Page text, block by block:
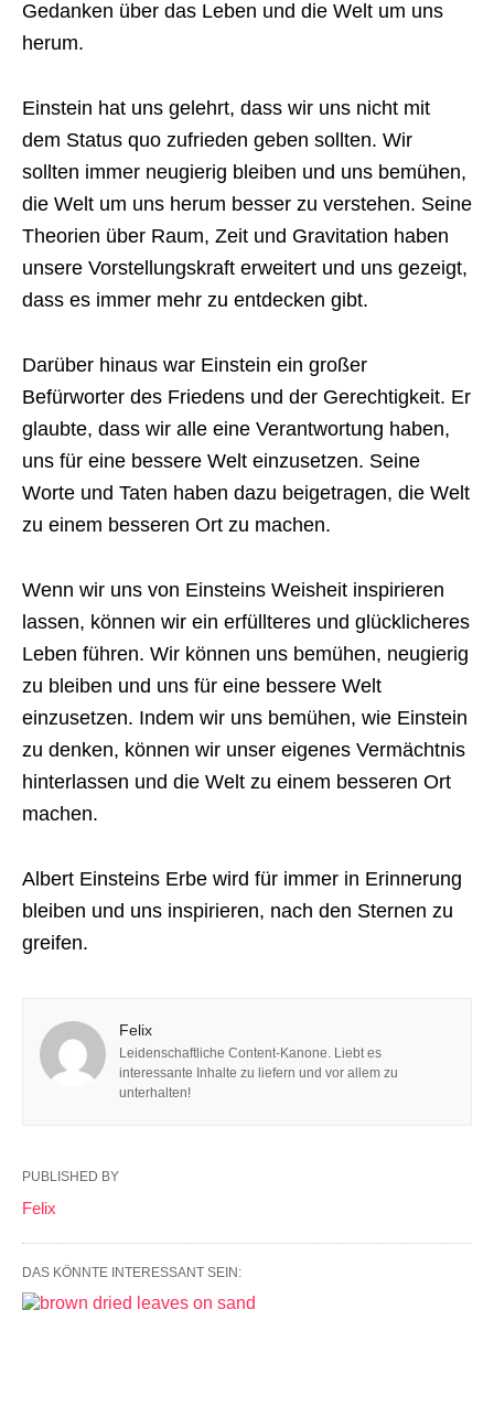
Gedanken über das Leben und die Welt um uns
herum.
Einstein hat uns gelehrt, dass wir uns nicht mit
dem Status quo zufrieden geben sollten. Wir
sollten immer neugierig bleiben und uns bemühen,
die Welt um uns herum besser zu verstehen. Seine
Theorien über Raum, Zeit und Gravitation haben
unsere Vorstellungskraft erweitert und uns gezeigt,
dass es immer mehr zu entdecken gibt.
Darüber hinaus war Einstein ein großer
Befürworter des Friedens und der Gerechtigkeit. Er
glaubte, dass wir alle eine Verantwortung haben,
uns für eine bessere Welt einzusetzen. Seine
Worte und Taten haben dazu beigetragen, die Welt
zu einem besseren Ort zu machen.
Wenn wir uns von Einsteins Weisheit inspirieren
lassen, können wir ein erfüllteres und glücklicheres
Leben führen. Wir können uns bemühen, neugierig
zu bleiben und uns für eine bessere Welt
einzusetzen. Indem wir uns bemühen, wie Einstein
zu denken, können wir unser eigenes Vermächtnis
hinterlassen und die Welt zu einem besseren Ort
machen.
Albert Einsteins Erbe wird für immer in Erinnerung
bleiben und uns inspirieren, nach den Sternen zu
greifen.
Felix
Leidenschaftliche Content-Kanone. Liebt es
interessante Inhalte zu liefern und vor allem zu
unterhalten!
PUBLISHED BY
Felix
DAS KÖNNTE INTERESSANT SEIN: